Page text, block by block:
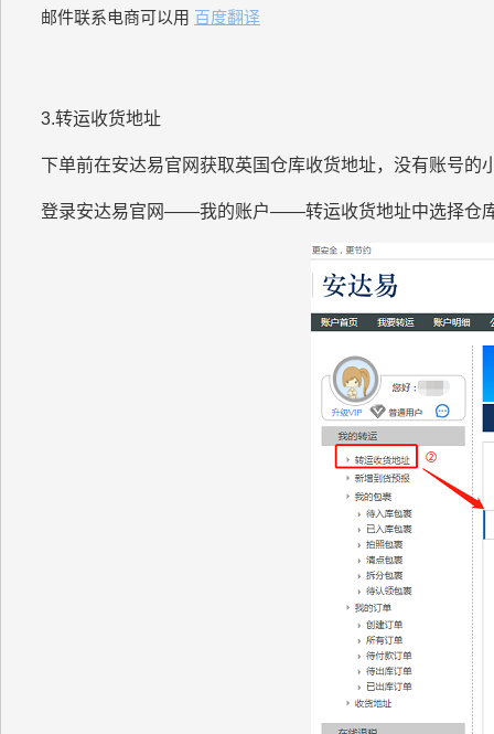
邮件联系电商可以用 百度翻译
3.转运收货地址
下单前在安达易官网获取英国仓库收货地址，没有账号的
登录安达易官网——我的账户——转运收货地址中选择仓